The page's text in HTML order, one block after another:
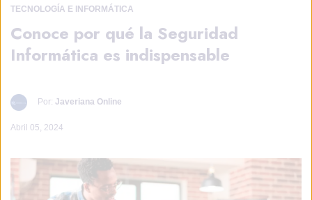
TECNOLOGÍA E INFORMÁTICA
Conoce por qué la Seguridad
Informática es indispensable
Por: Javeriana Online
Abril 05, 2024